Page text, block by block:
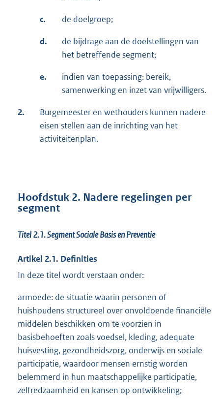
c. de doelgroep;
d.
de bijdrage aan de doelstellingen van
het betreffende segment;
e.
indien van toepassing: bereik,
samenwerking en inzet van vrijwilligers.
2.
Burgemeester en wethouders kunnen nadere
eisen stellen aan de inrichting van het
activiteitenplan.
Hoofdstuk 2. Nadere regelingen per
segment
Titel 2.1.Segment Sociale Basis en Preventie
Artikel 2.1. Definities
In deze titel wordt verstaan onder:
armoede: de situatie waarin personen of
huishoudens structureel over onvoldoende financiële
middelen beschikken om te voorzien in
basisbehoeften zoals voedsel, kleding, adequate
huisvesting, gezondheidszorg, onderwijs en sociale
participatie, waardoor mensen ernstig worden
belemmerd in hun maatschappelijke participatie,
zelfredzaamheid en kansen op ontwikkeling;